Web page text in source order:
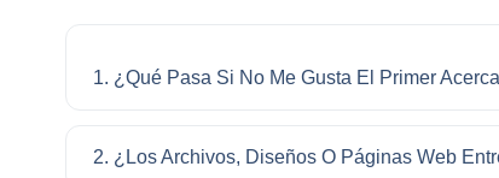
1. ¿Qué Pasa Si No Me Gusta El Primer
2. ¿Los Archivos, Diseños O Páginas Web